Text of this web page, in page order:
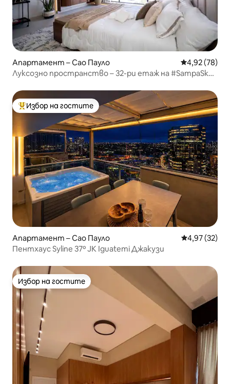
Апартамент – Сао Пауло Средна
4,92 (78)
Луксозно пространство – 32-ри етаж на #SampaSky
Най-популярен избор на гостите
Избор на гостите
Апартамент – Сао Пауло Средна
4,97 (32)
Пентхаус Syline 37º JK Iguatemi Джакузи
Избор на гостите
Избор на гостите